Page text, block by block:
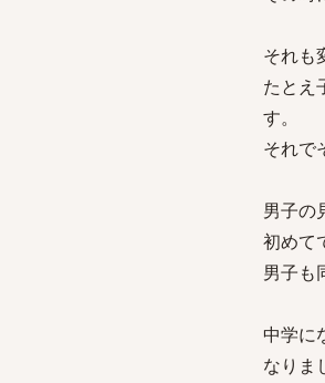
それも
たとえ
す。
それで
男子の
初めて
男子も
中学に
なりま